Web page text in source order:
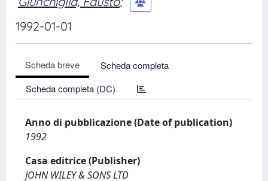
1992-01-01
Scheda breve
Scheda completa
Scheda completa (DC)
Anno di pubblicazione (Date of publication)
1992
Casa editrice (Publisher)
JOHN WILEY & SONS LTD